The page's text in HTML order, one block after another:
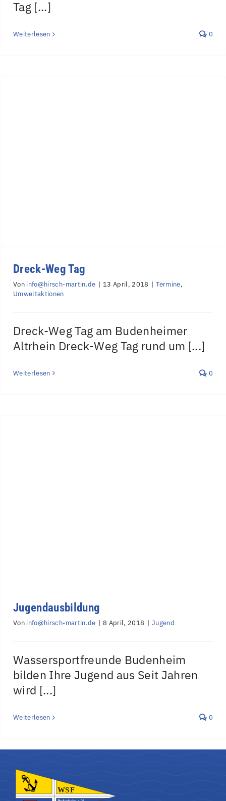
Tag [...]
Weiterlesen 0
Dreck-Weg Tag
Von info@hirsch-martin.de | 13 April, 2018 | Termine,
Umweltaktionen
Dreck-Weg Tag am Budenheimer
Altrhein Dreck-Weg Tag rund um [...]
Weiterlesen 0
Jugendausbildung
Von info@hirsch-martin.de | 8 April, 2018 | Jugend
Wassersportfreunde Budenheim
bilden Ihre Jugend aus Seit Jahren
wird [...]
Weiterlesen 0